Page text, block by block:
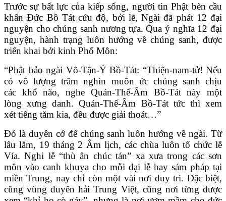
Trước sự bất lực của kiếp sống, người tin Phật bèn cầu
khẩn Đức Bồ Tát cứu độ, bởi lẽ, Ngài đã phát 12 đại
nguyện cho chúng sanh nương tựa. Qua ý nghĩa 12 đại
nguyện, hành trạng luôn hướng về chúng sanh, được
triển khai bởi kinh Phổ Môn:
“Phật bảo ngài Vô-Tận-Ý Bồ-Tát: “Thiện-nam-tử! Nếu
có vô lượng trăm nghìn muôn ức chúng sanh chịu
các khổ não, nghe Quán-Thế-Âm Bồ-Tát này một
lòng xưng danh. Quán-Thế-Âm Bồ-Tát tức thì xem
xét tiếng tăm kia, đều được giải thoát…”
Đó là duyên cớ để chúng sanh luôn hướng về ngài. Từ
lâu lắm, 19 tháng 2 Âm lịch, các chùa luôn tổ chức lễ
Vía. Nghi lễ “thù ân chúc tán” xa xưa trong các sơn
môn vào canh khuya cho mỗi đại lễ hay sám pháp tại
miền Trung, nay chỉ còn một vài nơi duy trì. Đặc biệt,
cũng vùng duyên hải Trung Việt, cũng nơi từng được